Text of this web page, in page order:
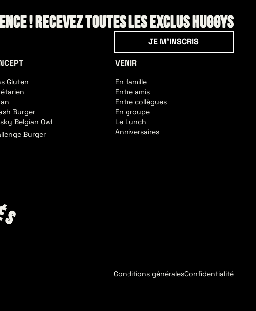
! Recevez toutes les exclus HUGGYS
Je m'inscris
JE M'INSCRIS
Gluten
Burger
Belgian Owl
Burger
VENIR
En famille
Entre amis
Entre collègues
En groupe
Le Lunch
Anniversaires
Conditions généralesConfidentialité